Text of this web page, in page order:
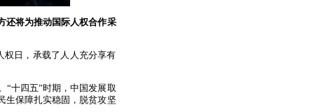
还将为推动国际人权合作采
权日，承载了人人充分享有
“十四五”时期，中国发展取
生保障扎实稳固，脱贫攻坚